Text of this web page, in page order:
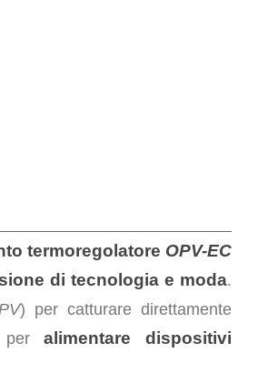
termoregolatore OPV-EC
di tecnologia e moda.
) per catturare direttamente
peralimentare dispositivi